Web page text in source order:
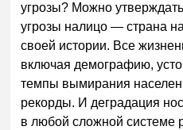
угрозы? Можно
угрозы налицо — страна
своей истории. Все
включая демографию,
темпы вымирания
рекорды. И деградация
в любой сложной системе